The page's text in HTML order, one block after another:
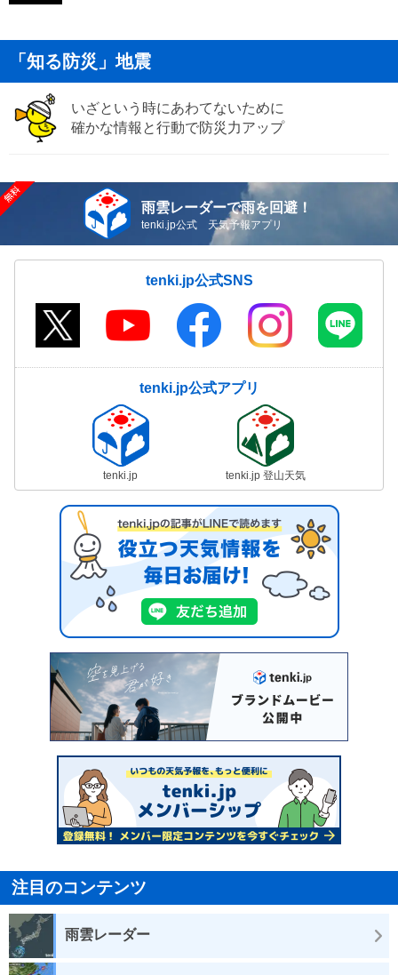
「知る防災」地震
いざという時にあわてないために
確かな情報と行動で防災力アップ
雨雲レーダーで雨を回避！
tenki.jp公式 天気予報アプリ
tenki.jp公式SNS
tenki.jp公式アプリ
tenki.jp tenki.jp 登山天気
注目のコンテンツ
雨雲レーダー